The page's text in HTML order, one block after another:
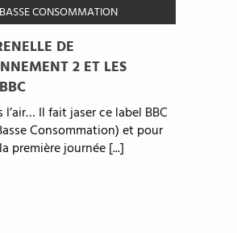
CONSOMMATION
DE
2 ET LES
l’air… Il fait jaser ce label BBC
Consommation) et pour
première journée [...]